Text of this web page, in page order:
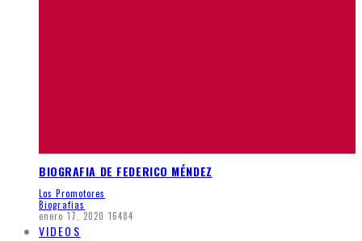
BIOGRAFIA DE FEDERICO MÉNDEZ
Los Promotores
Biografias
enero 17, 2020 16484
VIDEOS